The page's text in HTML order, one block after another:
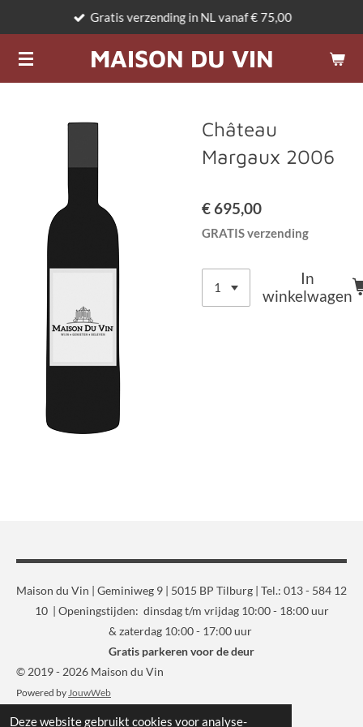
Deze website gebruikt cookies voor analyse-
naar
de
MAISON DU VIN
Gratis verzending in NL vanaf € 75,00
Château
Margaux 2006
€ 695,00
GRATIS verzending
In
winkelwagen
Maison du Vin | Geminiweg 9 | 5015 BP Tilburg | Tel.: 013 - 584 12
10 | Openingstijden: dinsdag t/m vrijdag 10:00 - 18:00 uur
& zaterdag 10:00 - 17:00 uur
Gratis parkeren voor de deur
© 2019 - 2026 Maison du Vin
Powered by JouwWeb